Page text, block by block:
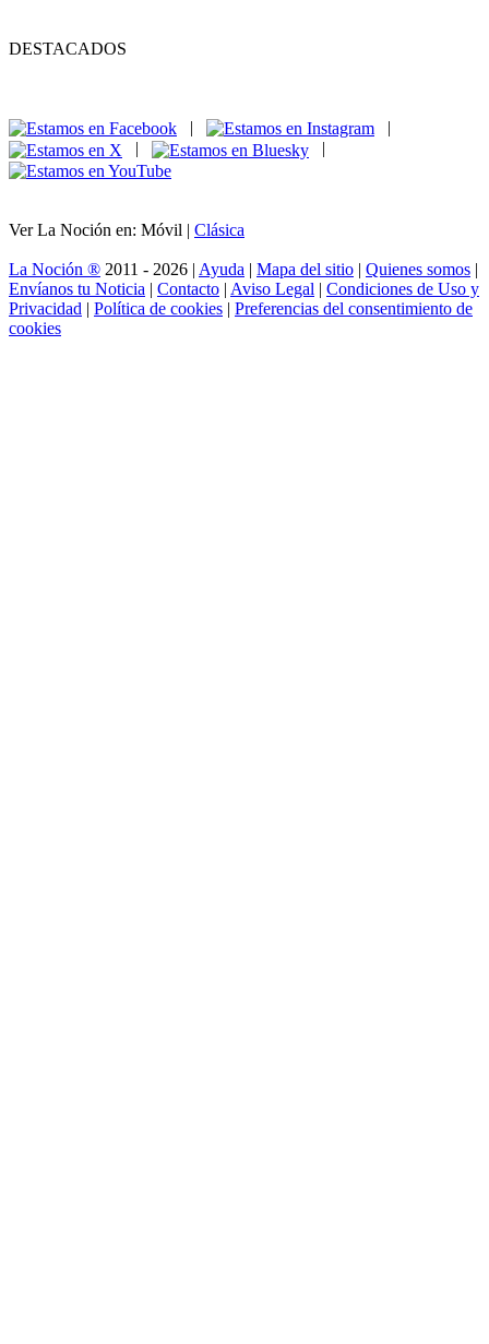
DESTACADOS
|
|
|
|
Ver La Noción en: Móvil | Clásica
La Noción ® 2011 - 2026 | Ayuda | Mapa del sitio | Quienes somos |
Envíanos tu Noticia | Contacto | Aviso Legal | Condiciones de Uso y
Privacidad | Política de cookies | Preferencias del consentimiento de
cookies